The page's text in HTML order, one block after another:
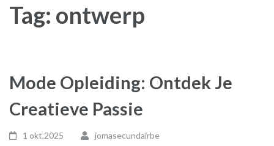
Tag: ontwerp
Mode Opleiding: Ontdek Je
Creatieve Passie
1 okt,2025
jomasecundairbe